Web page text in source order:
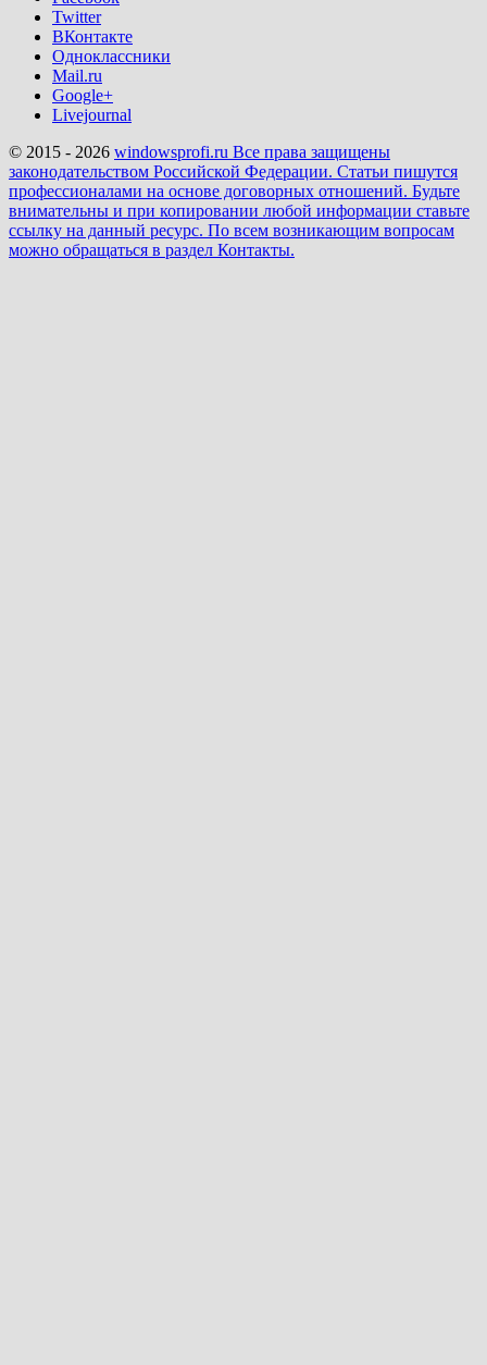
Twitter
ВКонтакте
Одноклассники
Mail.ru
Google+
Livejournal
© 2015 - 2026 windowsprofi.ru Все права защищены
законодательством Российской Федерации. Статьи пишутся
профессионалами на основе договорных отношений. Будьте
внимательны и при копировании любой информации ставьте
ссылку на данный ресурс. По всем возникающим вопросам
можно обращаться в раздел Контакты.